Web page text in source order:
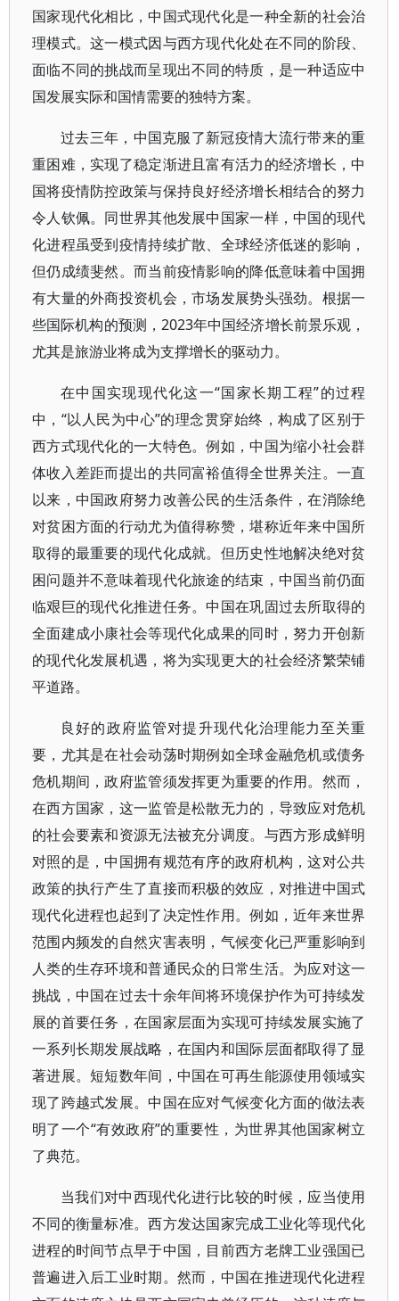
国家现代化相比，中国式现代化是一种全新的社会治
理模式。这一模式因与西方现代化处在不同的阶段、
面临不同的挑战而呈现出不同的特质，是一种适应中
国发展实际和国情需要的独特方案。
过去三年，中国克服了新冠疫情大流行带来的重
重困难，实现了稳定渐进且富有活力的经济增长，中
国将疫情防控政策与保持良好经济增长相结合的努力
令人钦佩。同世界其他发展中国家一样，中国的现代
化进程虽受到疫情持续扩散、全球经济低迷的影响，
但仍成绩斐然。而当前疫情影响的降低意味着中国拥
有大量的外商投资机会，市场发展势头强劲。根据一
些国际机构的预测，2023年中国经济增长前景乐观，
尤其是旅游业将成为支撑增长的驱动力。
在中国实现现代化这一“国家长期工程”的过程
中，“以人民为中心”的理念贯穿始终，构成了区别于
西方式现代化的一大特色。例如，中国为缩小社会群
体收入差距而提出的共同富裕值得全世界关注。一直
以来，中国政府努力改善公民的生活条件，在消除绝
对贫困方面的行动尤为值得称赞，堪称近年来中国所
取得的最重要的现代化成就。但历史性地解决绝对贫
困问题并不意味着现代化旅途的结束，中国当前仍面
临艰巨的现代化推进任务。中国在巩固过去所取得的
全面建成小康社会等现代化成果的同时，努力开创新
的现代化发展机遇，将为实现更大的社会经济繁荣铺
平道路。
良好的政府监管对提升现代化治理能力至关重
要，尤其是在社会动荡时期例如全球金融危机或债务
危机期间，政府监管须发挥更为重要的作用。然而，
在西方国家，这一监管是松散无力的，导致应对危机
的社会要素和资源无法被充分调度。与西方形成鲜明
对照的是，中国拥有规范有序的政府机构，这对公共
政策的执行产生了直接而积极的效应，对推进中国式
现代化进程也起到了决定性作用。例如，近年来世界
范围内频发的自然灾害表明，气候变化已严重影响到
人类的生存环境和普通民众的日常生活。为应对这一
挑战，中国在过去十余年间将环境保护作为可持续发
展的首要任务，在国家层面为实现可持续发展实施了
一系列长期发展战略，在国内和国际层面都取得了显
著进展。短短数年间，中国在可再生能源使用领域实
现了跨越式发展。中国在应对气候变化方面的做法表
明了一个“有效政府”的重要性，为世界其他国家树立
了典范。
当我们对中西现代化进行比较的时候，应当使用
不同的衡量标准。西方发达国家完成工业化等现代化
进程的时间节点早于中国，目前西方老牌工业强国已
普遍进入后工业时期。然而，中国在推进现代化进程